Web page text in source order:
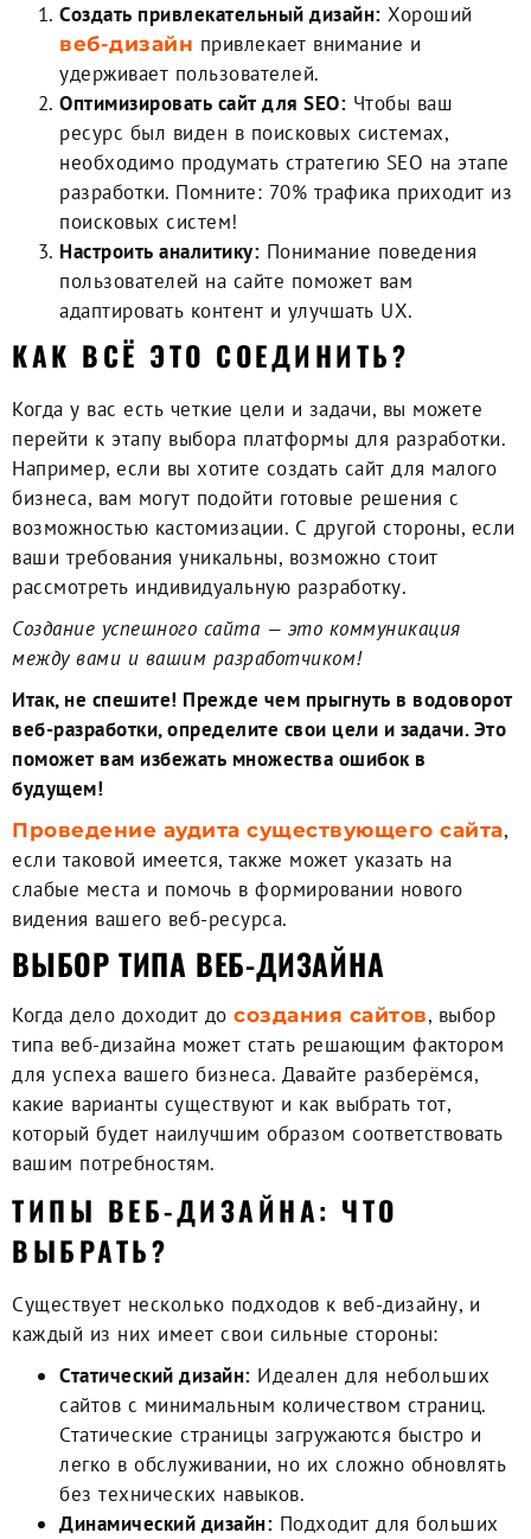
Создать привлекательный дизайн: Хороший
веб-дизайн привлекает внимание и
удерживает пользователей.
Оптимизировать сайт для SEO: Чтобы ваш
ресурс был виден в поисковых системах,
необходимо продумать стратегию SEO на этапе
разработки. Помните: 70% трафика приходит из
поисковых систем!
Настроить аналитику: Понимание поведения
пользователей на сайте поможет вам
адаптировать контент и улучшать UX.
КАК ВСЁ ЭТО СОЕДИНИТЬ?
Когда у вас есть четкие цели и задачи, вы можете
перейти к этапу выбора платформы для разработки.
Например, если вы хотите создать сайт для малого
бизнеса, вам могут подойти готовые решения с
возможностью кастомизации. С другой стороны, если
ваши требования уникальны, возможно стоит
рассмотреть индивидуальную разработку.
Cоздание успешного сайта — это коммуникация
между вами и вашим разработчиком!
Итак, не спешите! Прежде чем прыгнуть в водоворот
веб-разработки, определите свои цели и задачи. Это
поможет вам избежать множества ошибок в
будущем!
Проведение аудита существующего сайта,
если таковой имеется, также может указать на
слабые места и помочь в формировании нового
видения вашего веб-ресурса.
ВЫБОР ТИПА ВЕБ-ДИЗАЙНА
Когда дело доходит до создания сайтов, выбор
типа веб-дизайна может стать решающим фактором
для успеха вашего бизнеса. Давайте разберёмся,
какие варианты существуют и как выбрать тот,
который будет наилучшим образом соответствовать
вашим потребностям.
ТИПЫ ВЕБ-ДИЗАЙНА: ЧТО
ВЫБРАТЬ?
Существует несколько подходов к веб-дизайну, и
каждый из них имеет свои сильные стороны:
Статический дизайн: Идеален для небольших
сайтов с минимальным количеством страниц.
Статические страницы загружаются быстро и
легко в обслуживании, но их сложно обновлять
без технических навыков.
Динамический дизайн: Подходит для больших